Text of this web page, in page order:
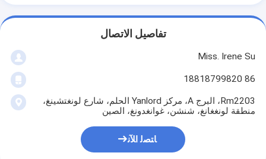
تفاصيل الاتصال
Miss. Irene Su
86 18818799820
Rm2203، البرج A، مركز Yanlord الحلم، شارع لونغتشينغ،
منطقة لونغغانغ، شنشن، غوانغدونغ، الصين
ﺎﺘﺼﻟ ﺍﻶﻧ